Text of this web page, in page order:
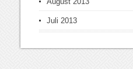
Juli 2013